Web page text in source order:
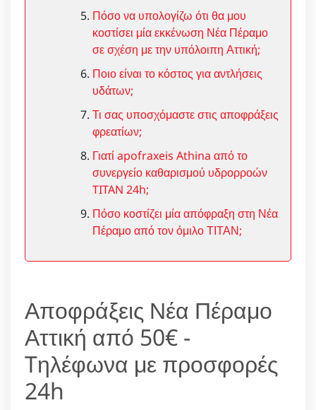
Πόσο να υπολογίζω ότι θα μου
κοστίσει μία εκκένωση Νέα Πέραμο
σε σχέση με την υπόλοιπη Αττική;
Ποιο είναι το κόστος για αντλήσεις
υδάτων;
Τι σας υποσχόμαστε στις αποφράξεις
φρεατίων;
Γιατί apofraxeis Athina από το
συνεργείο καθαρισμού υδρορροών
TITAN 24h;
Πόσο κοστίζει μία απόφραξη στη Νέα
Πέραμο από τον όμιλο ΤΙΤΑΝ;
Αποφράξεις Νέα Πέραμο
Αττική από 50€ -
Tηλέφωνα με προσφορές
24h